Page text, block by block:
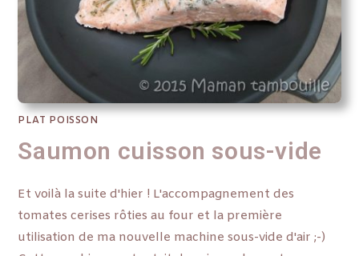
PLAT POISSON
Saumon cuisson sous-vide
Et voilà la suite d'hier ! L'accompagnement des
tomates cerises rôties au four et la première
utilisation de ma nouvelle machine sous-vide d'air ;-)